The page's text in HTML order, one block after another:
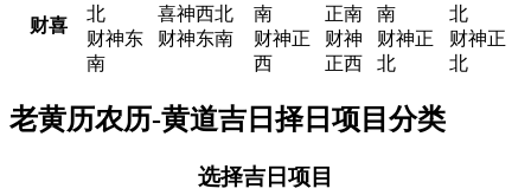
财喜
北
财神东
南
喜神西北
财神东南
南
财神正
西
正南
财神
正西
南
财神正
北
北
财神正
北
老黄历农历-黄道吉日择日项目分类
选择吉日项目